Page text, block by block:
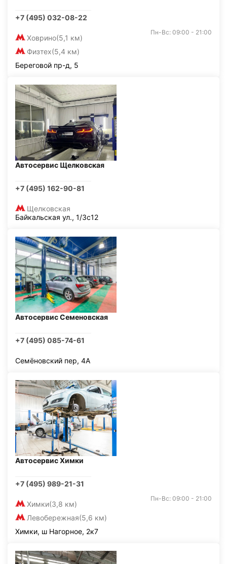
+7 (495) 032-08-22
Ховрино(5,1 км)
Физтех(5,4 км)
Пн-Вс: 09:00 - 21:00
Береговой пр-д, 5
Автосервис Щелковская
+7 (495) 162-90-81
Щелковская
Байкальская ул., 1/3с12
Автосервис Семеновская
+7 (495) 085-74-61
Семёновский пер, 4А
Автосервис Химки
+7 (495) 989-21-31
Химки(3,8 км)
Левобережная(5,6 км)
Пн-Вс: 09:00 - 21:00
Химки, ш Нагорное, 2к7